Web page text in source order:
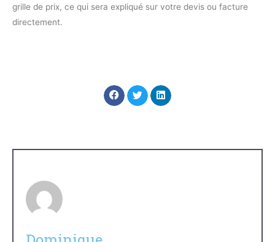
grille de prix, ce qui sera expliqué sur votre devis ou facture
directement.